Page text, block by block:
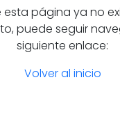
esta página ya no
puede seguir
siguiente enlace:
Volver al inicio